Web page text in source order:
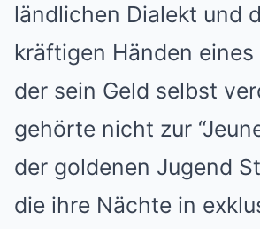
ländlichen Dialekt und
kräftigen Händen eines
der sein Geld selbst
gehörte nicht zur
der goldenen Jugend
die ihre Nächte in